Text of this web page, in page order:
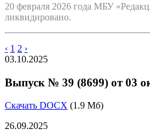
20 февраля 2026 года МБУ
ликвидировано.
‹ 1 2 ›
03.10.2025
Выпуск № 39 (8699) от 03
Скачать DOCX (1.9 Мб)
26.09.2025